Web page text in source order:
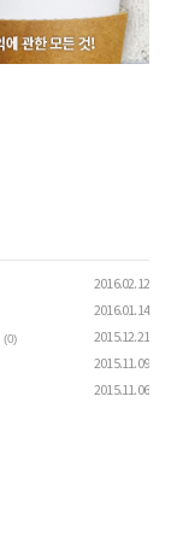
2016.02.12
2016.01.14
(0) 2015.12.21
2015.11.09
2015.11.06